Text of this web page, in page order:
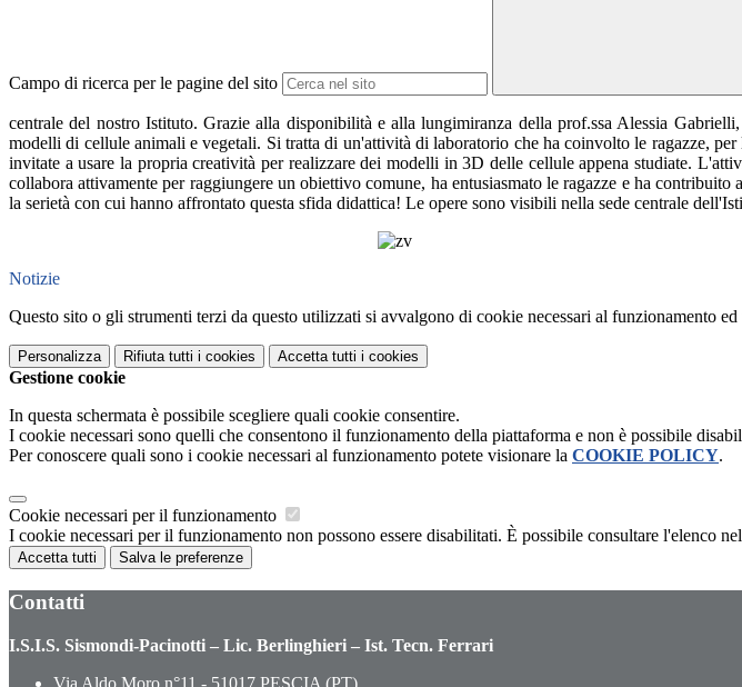
Campo di ricerca per le pagine del sito
centrale del nostro Istituto. Grazie alla disponibilità e alla lungimiranza della prof.ssa Alessia
modelli di cellule animali e vegetali. Si tratta di un'attività di laboratorio che ha coinvolto le ragazze,
invitate a usare la propria creatività per realizzare dei modelli in 3D delle cellule appena studiate.
collabora attivamente per raggiungere un obiettivo comune, ha entusiasmato le ragazze e ha
la serietà con cui hanno affrontato questa sfida didattica! Le opere sono visibili nella sede centrale
Notizie
Questo sito o gli strumenti terzi da questo utilizzati si avvalgono di cookie necessari al funzionamento
Personalizza Rifiuta tutti i cookies Accetta tutti i cookies
Gestione cookie
In questa schermata è possibile scegliere quali cookie consentire.
I cookie necessari sono quelli che consentono il funzionamento della piattaforma e non è possibile
Per conoscere quali sono i cookie necessari al funzionamento potete visionare la COOKIE POLICY.
Cookie necessari per il funzionamento
I cookie necessari per il funzionamento non possono essere disabilitati. È possibile consultare l'elenco
Accetta tutti Salva le preferenze
Contatti
I.S.I.S. Sismondi-Pacinotti – Lic. Berlinghieri – Ist. Tecn. Ferrari
Via Aldo Moro n°11 - 51017 PESCIA (PT)